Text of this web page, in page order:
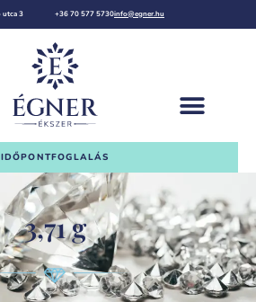
utca 3 +36 70 577 5730info@egner.hu
IDŐPONTFOGLALÁS
3,71 g